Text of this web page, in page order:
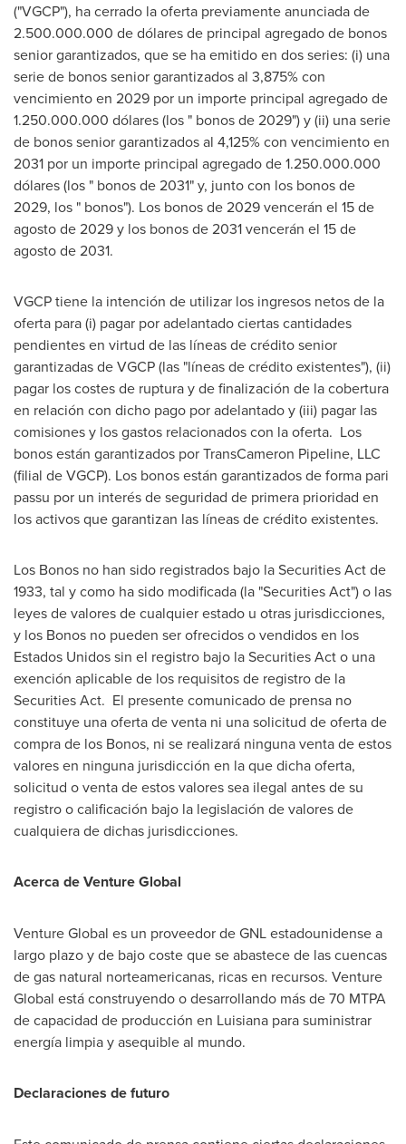
("VGCP"), ha cerrado la oferta previamente anunciada de
2.500.000.000 de dólares de principal agregado de bonos
senior garantizados, que se ha emitido en dos series: (i) una
serie de bonos senior garantizados al 3,875% con
vencimiento en 2029 por un importe principal agregado de
1.250.000.000 dólares (los " bonos de 2029") y (ii) una serie
de bonos senior garantizados al 4,125% con vencimiento en
2031 por un importe principal agregado de 1.250.000.000
dólares (los " bonos de 2031" y, junto con los bonos de
2029, los " bonos"). Los bonos de 2029 vencerán el 15 de
agosto de 2029 y los bonos de 2031 vencerán el 15 de
agosto de 2031.
VGCP tiene la intención de utilizar los ingresos netos de la
oferta para (i) pagar por adelantado ciertas cantidades
pendientes en virtud de las líneas de crédito senior
garantizadas de VGCP (las "líneas de crédito existentes"), (ii)
pagar los costes de ruptura y de finalización de la cobertura
en relación con dicho pago por adelantado y (iii) pagar las
comisiones y los gastos relacionados con la oferta. Los
bonos están garantizados por TransCameron Pipeline, LLC
(filial de VGCP). Los bonos están garantizados de forma pari
passu por un interés de seguridad de primera prioridad en
los activos que garantizan las líneas de crédito existentes.
Los Bonos no han sido registrados bajo la Securities Act de
1933, tal y como ha sido modificada (la "Securities Act") o las
leyes de valores de cualquier estado u otras jurisdicciones,
y los Bonos no pueden ser ofrecidos o vendidos en los
Estados Unidos sin el registro bajo la Securities Act o una
exención aplicable de los requisitos de registro de la
Securities Act. El presente comunicado de prensa no
constituye una oferta de venta ni una solicitud de oferta de
compra de los Bonos, ni se realizará ninguna venta de estos
valores en ninguna jurisdicción en la que dicha oferta,
solicitud o venta de estos valores sea ilegal antes de su
registro o calificación bajo la legislación de valores de
cualquiera de dichas jurisdicciones.
Acerca de Venture Global
Venture Global es un proveedor de GNL estadounidense a
largo plazo y de bajo coste que se abastece de las cuencas
de gas natural norteamericanas, ricas en recursos. Venture
Global está construyendo o desarrollando más de 70 MTPA
de capacidad de producción en Luisiana para suministrar
energía limpia y asequible al mundo.
Declaraciones de futuro